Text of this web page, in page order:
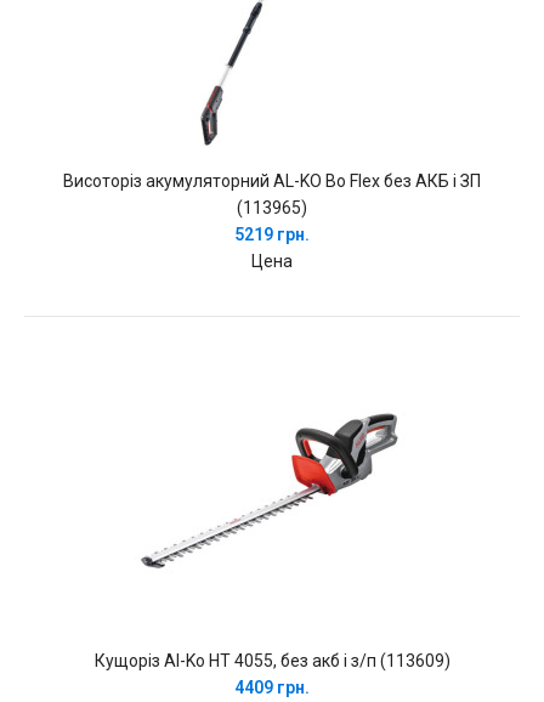
Висоторіз акумуляторний AL-KO Bo Flex без АКБ і ЗП
(113965)
5219 грн.
Цена
Кущоріз Al-Ko HT 4055, без акб і з/п (113609)
4409 грн.